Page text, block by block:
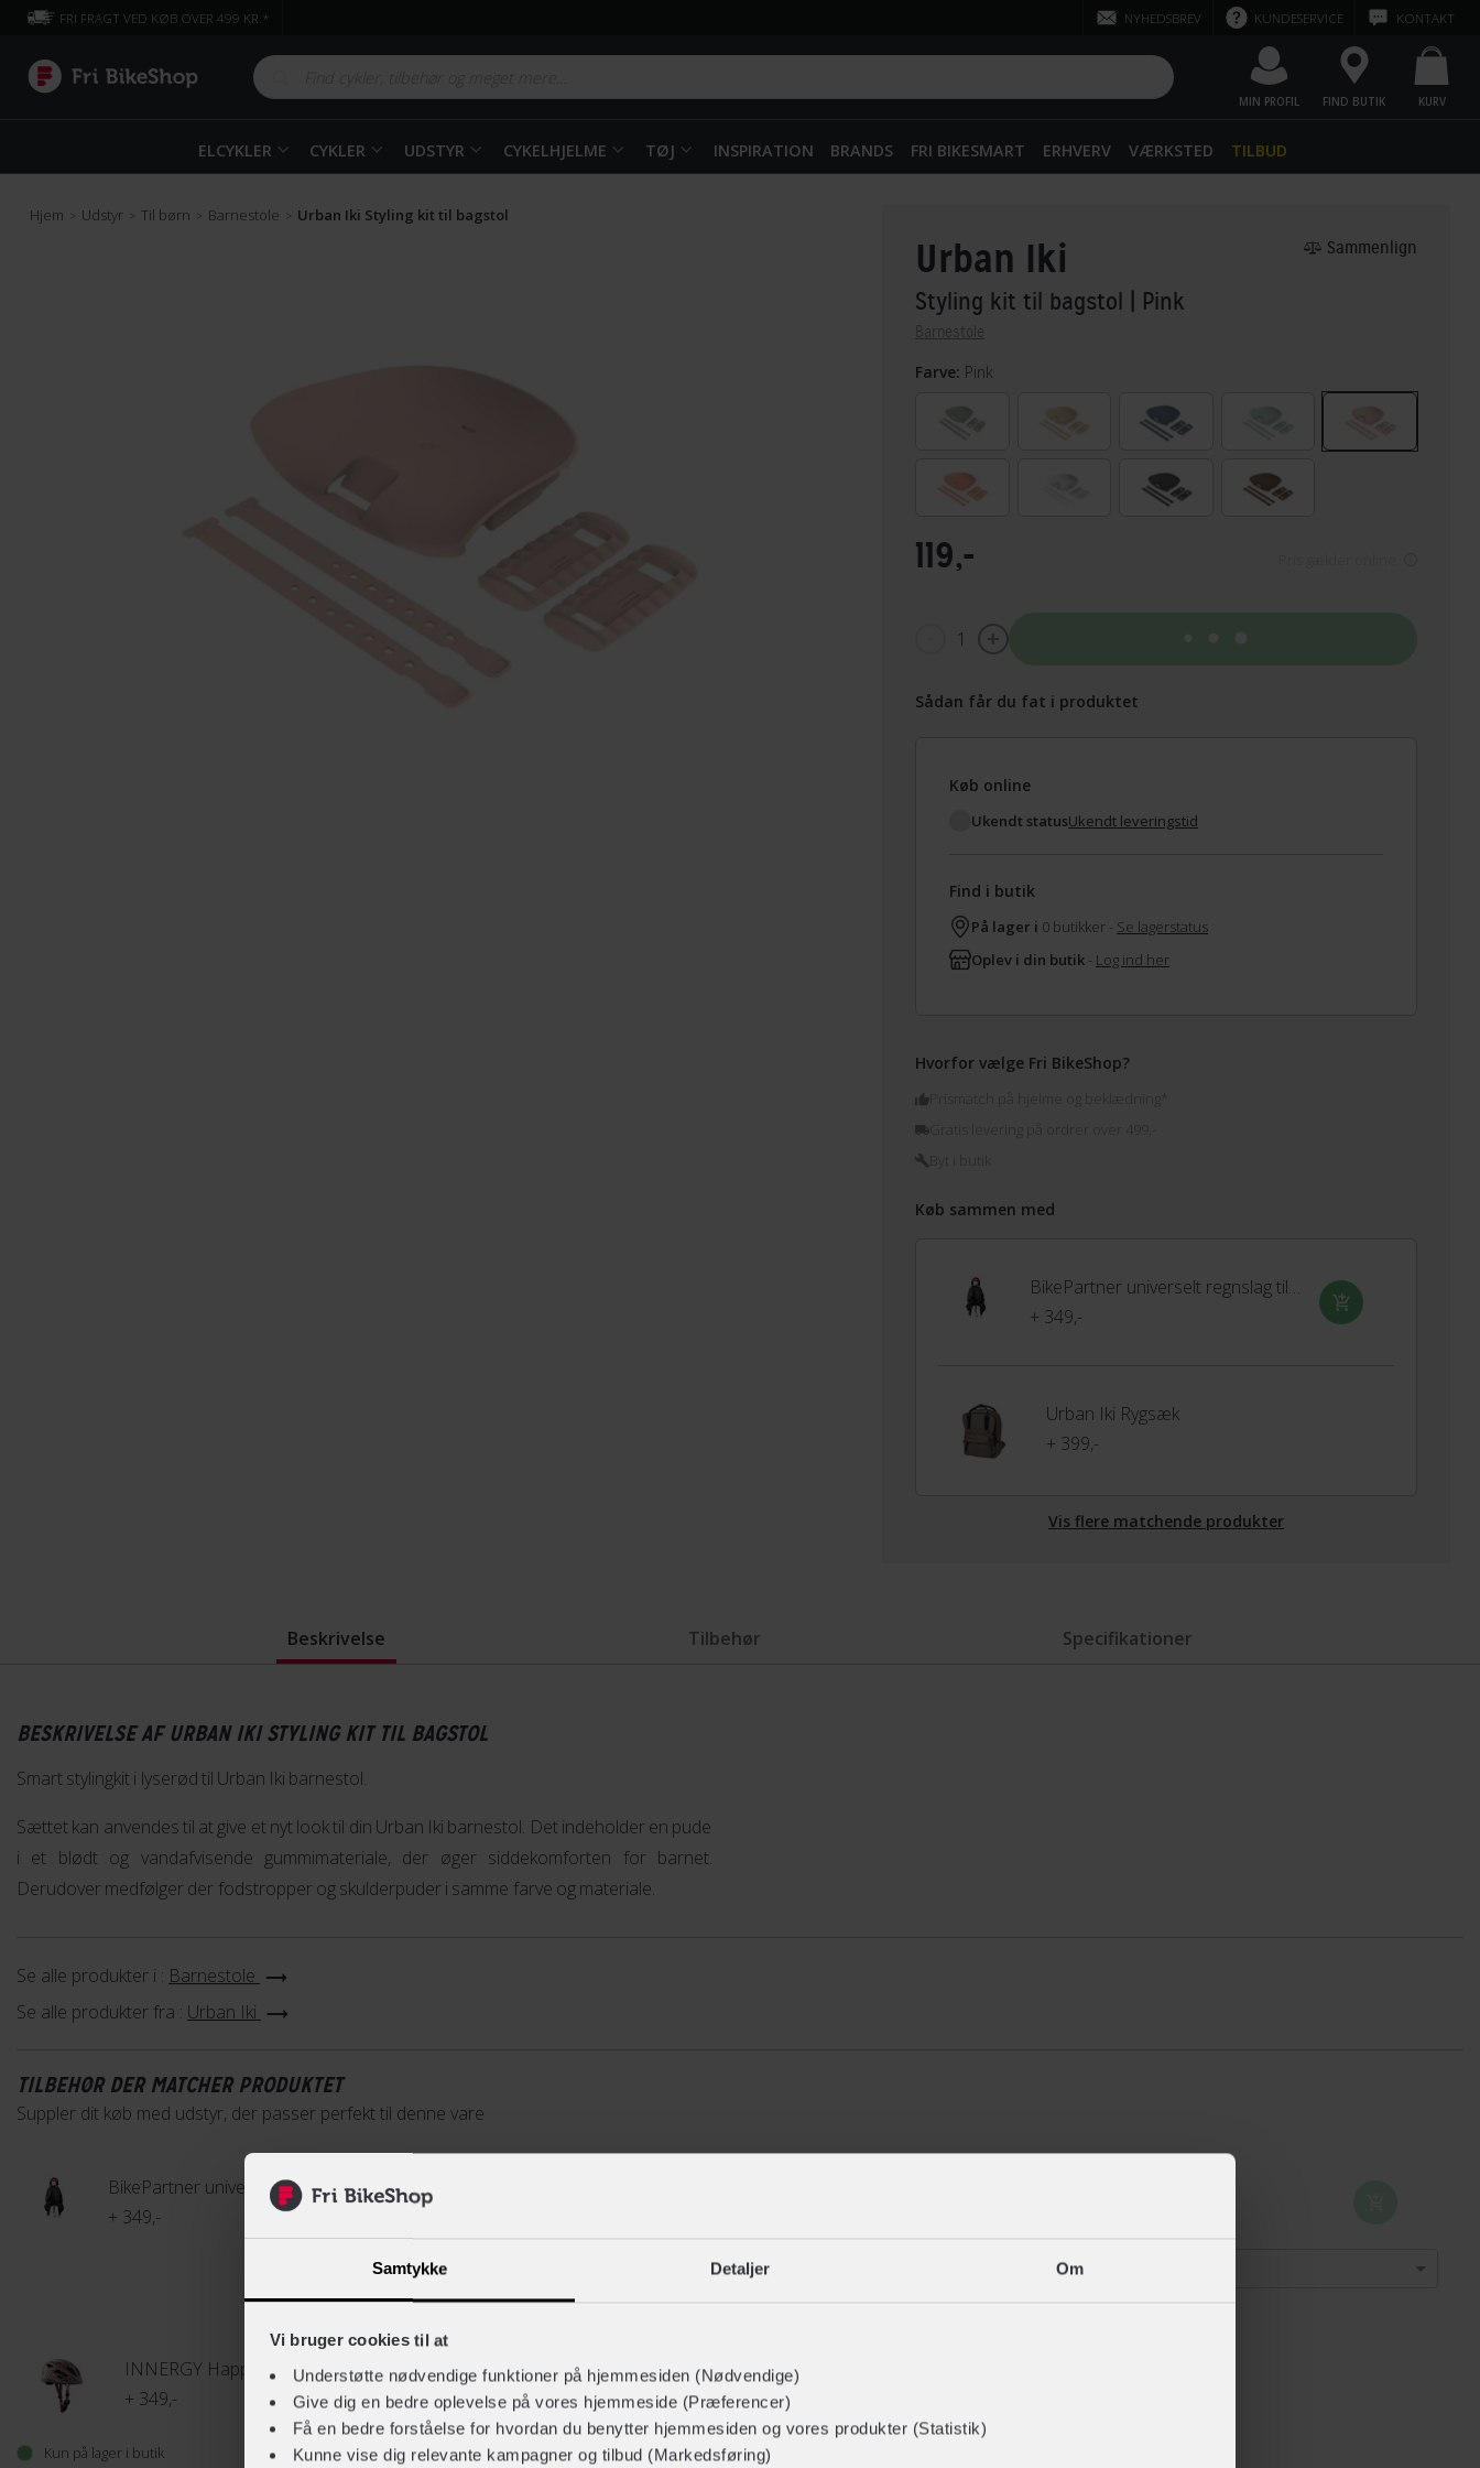
Samtykke Detaljer Om
Vi bruger cookies til at
Understøtte nødvendige funktioner på hjemmesiden (Nødvendige)
Give dig en bedre oplevelse på vores hjemmeside (Præferencer)
Få en bedre forståelse for hvordan du benytter hjemmesiden og vores produkter (Statistik)
Kunne vise dig relevante kampagner og tilbud (Markedsføring)
FRI FRAGT VED KØB OVER 499 KR.* NYHEDSBREV KUNDESERVICE KONTAKT
MIN PROFIL FIND BUTIK KURV
ELCYKLER CYKLER UDSTYR CYKELHJELME TØJ INSPIRATION BRANDS FRI BIKESMART ERHVERV VÆRKSTED TILBUD
Hjem > Udstyr > Til børn > Barnestole > Urban Iki Styling kit til bagstol
Urban Iki
Styling kit til bagstol | Pink
Barnestole
Sammenlign
Farve: Pink
119,-
1
Sådan får du fat i produktet
Køb online
Ukendt statusUkendt leveringstid
Find i butik
På lager i 0 butikker - Se lagerstatus
Oplev i din butik - Log ind her
Hvorfor vælge Fri BikeShop?
Prismatch på hjelme og beklædning*
Køb sammen med
BikePartner universelt regnslag til barnestol
+ 349,-
Urban Iki Rygsæk
+ 399,-
Vis flere matchende produkter
Beskrivelse Tilbehør Specifikationer
BESKRIVELSE AF URBAN IKI STYLING KIT TIL BAGSTOL
Smart stylingkit i lyserød til Urban Iki barnestol.
Sættet kan anvendes til at give et nyt look til din Urban Iki barnestol. Det indeholder en pude
i et blødt og vandafvisende gummimateriale, der øger siddekomforten for barnet.
Derudover medfølger der fodstropper og skulderpuder i samme farve og materiale.
Se alle produkter i : Barnestole
Se alle produkter fra : Urban Iki
TILBEHØR DER MATCHER PRODUKTET
Suppler dit køb med udstyr, der passer perfekt til denne vare
BikePartner universelt regnslag til barnestol
+ 349,-
Vælg størrelse
INNERGY Happy cykelhjelm
+ 349,-
Kun på lager i butik Gå til produkt
INNERGY+ Flow Mini cykelhjelm
+ 349,- + 209,-